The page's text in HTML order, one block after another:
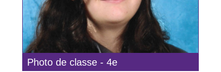
Photo de classe - 4e